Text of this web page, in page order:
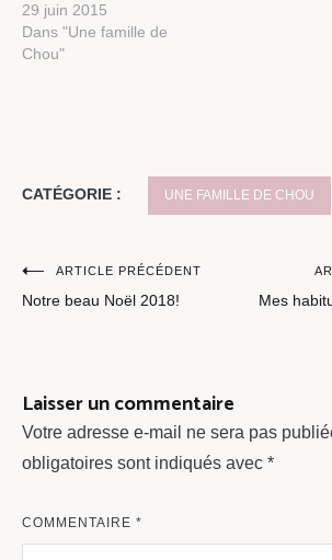
29 juin 2015
Dans "Une famille de
Chou"
CATÉGORIE : UNE FAMILLE DE CHOU
Navigation
de
ARTICLE PRÉCÉDENT
Notre beau Noël 2018!
Mes
Laisser un commentaire
Votre adresse e-mail ne sera pas
obligatoires sont indiqués avec *
COMMENTAIRE *